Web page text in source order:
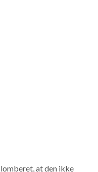
at den ikke